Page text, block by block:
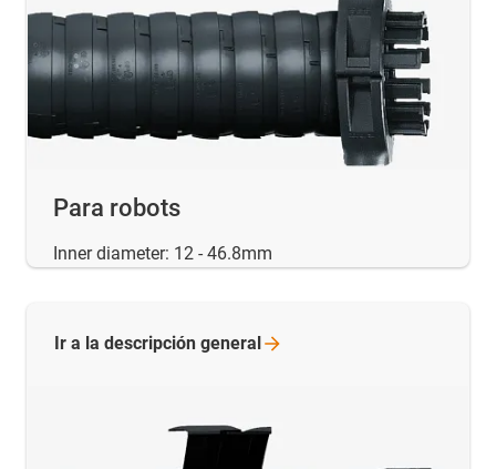
Para robots
Inner diameter: 12 - 46.8mm
Ir a la descripción general